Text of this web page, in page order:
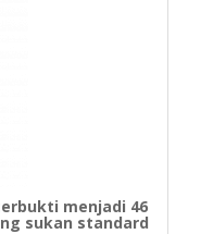
menjadi 46
sukan standard